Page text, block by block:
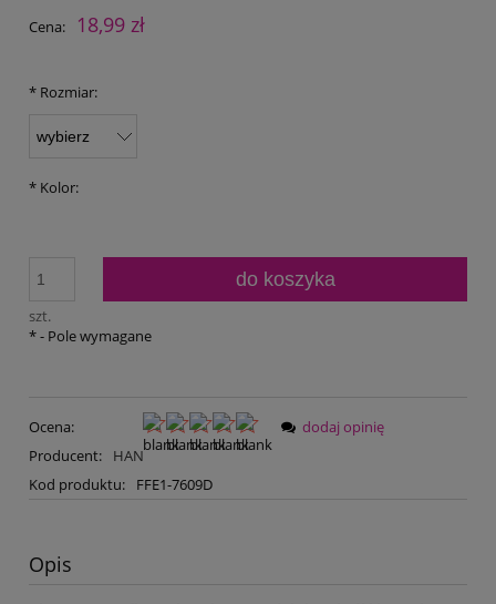
Cena: 18,99 zł
* Rozmiar:
* Kolor:
szt.
do koszyka
*- Pole wymagane
Ocena:
Producent:
HAN
Kod produktu:
FFE1-7609D
dodaj opinię
Opis